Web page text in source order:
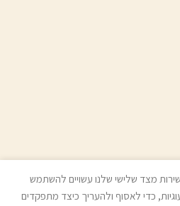
מצד שלישי שלנו עשויים להשתמש
כדי לאסוף ולהעריך כיצד מתפקדים